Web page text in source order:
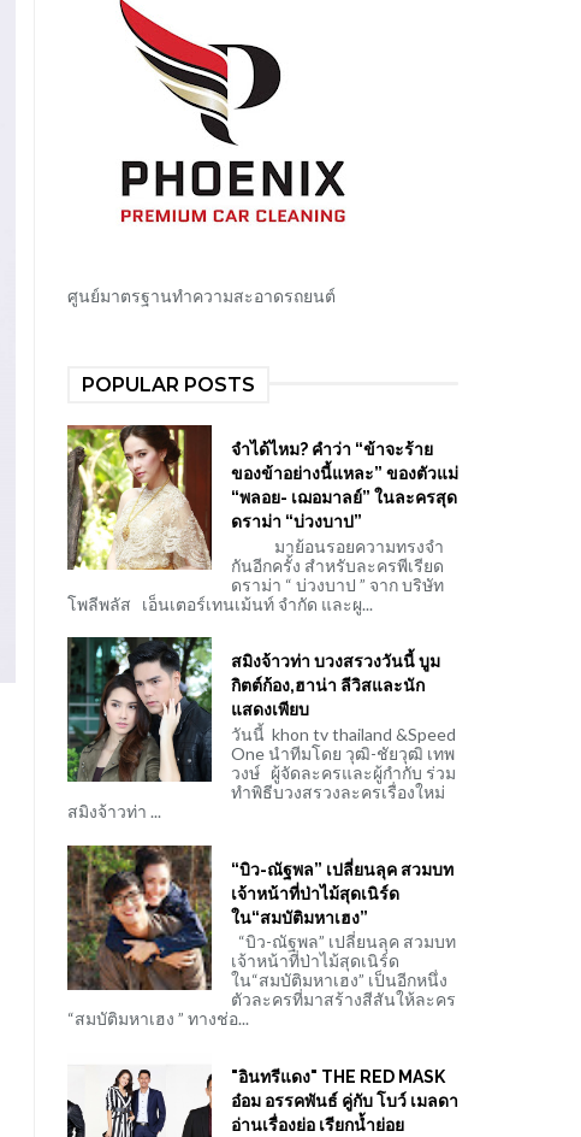
ศูนย์มาตรฐานทำความสะอาดรถยนต์
POPULAR POSTS
จำได้ไหม? คำว่า “ข้าจะร้าย
ของข้าอย่างนี้แหละ” ของตัวแม่
“พลอย- เฌอมาลย์” ในละครสุด
ดราม่า “บ่วงบาป”
มาย้อนรอยความทรงจำ
กันอีกครั้ง สำหรับละครพีเรียด
ดราม่า “ บ่วงบาป ” จาก บริษัท
โพลีพลัส เอ็นเตอร์เทนเม้นท์ จำกัด และผู...
สมิงจ้าวท่า บวงสรวงวันนี้ บูม
กิตต์ก้อง,ฮาน่า ลีวิสและนัก
แสดงเพียบ
วันนี้ khon tv thailand &Speed
One นำทีมโดย วุฒิ-ชัยวุฒิ เทพ
วงษ์ ผู้จัดละครและผู้กำกับ ร่วม
ทำพิธีบวงสรวงละครเรื่องใหม่
สมิงจ้าวท่า ...
“บิว-ณัฐพล” เปลี่ยนลุค สวมบท
เจ้าหน้าที่ป่าไม้สุดเนิร์ด
ใน“สมบัติมหาเฮง”
“บิว-ณัฐพล” เปลี่ยนลุค สวมบท
เจ้าหน้าที่ป่าไม้สุดเนิร์ด
ใน“สมบัติมหาเฮง” เป็นอีกหนึ่ง
ตัวละครที่มาสร้างสีสันให้ละคร
“สมบัติมหาเฮง ” ทางช่อ...
"อินทรีแดง" THE RED MASK
อ๋อม อรรคพันธ์ คู่กับ โบว์ เมลดา
อ่านเรื่องย่อ เรียกน้ำย่อย